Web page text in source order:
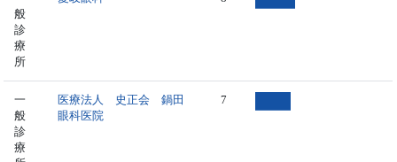
般
診
療
所
一
般
診
療
医療法人 史正会 鍋田
眼科医院
7